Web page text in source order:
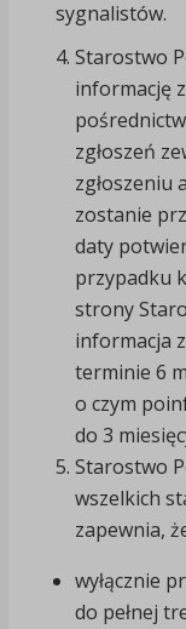
sygnalistów.
Starostwo
informację
zgłoszeń
zgłoszeniu
zostanie
daty
przypadku
strony
informacja
terminie 6
o czym
do 3
Starostwo
wszelkich
zapewnia,
wyłącznie
do pełnej